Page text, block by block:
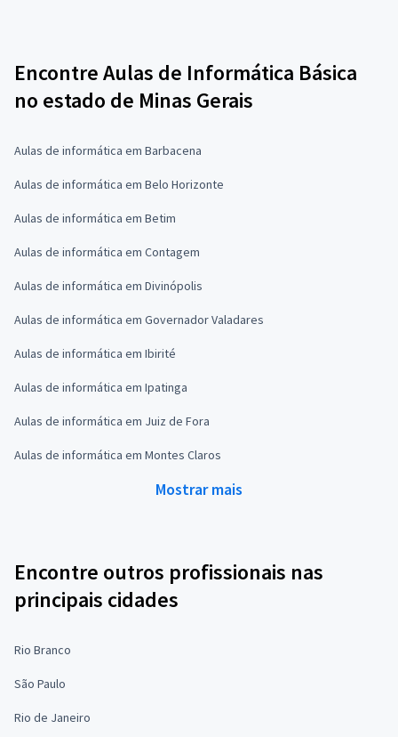
Encontre Aulas de Informática Básica
no estado de Minas Gerais
Aulas de informática em Barbacena
Aulas de informática em Belo Horizonte
Aulas de informática em Betim
Aulas de informática em Contagem
Aulas de informática em Divinópolis
Aulas de informática em Governador Valadares
Aulas de informática em Ibirité
Aulas de informática em Ipatinga
Aulas de informática em Juiz de Fora
Aulas de informática em Montes Claros
Mostrar mais
Encontre outros profissionais nas
principais cidades
Rio Branco
São Paulo
Rio de Janeiro